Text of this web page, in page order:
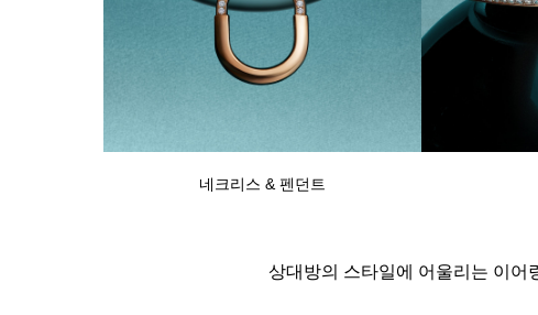
네크리스 & 펜던트
상대방의 스타일에 어울리는 이어